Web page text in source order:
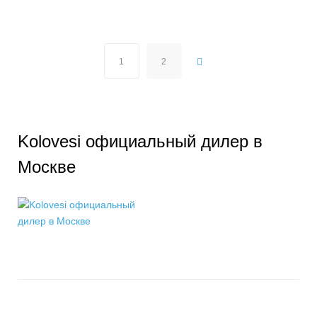
а
ц
я
п
1 2
Kolovesi официальный дилер в
Москве